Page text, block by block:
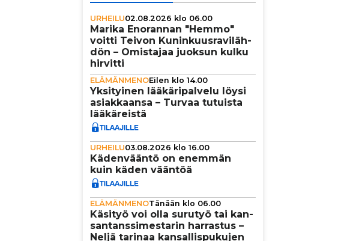
URHEILU02.08.2026 klo 06.00
Marika Enorannan "Hemmo"
voitti Teivon Kunin­kuus­ra­vi­läh­
dön – Omistajaa juoksun kulku
hirvitti
ELÄMÄNMENOEilen klo 14.00
Yksi­tyi­nen lää­kä­ri­pal­velu löysi
asi­ak­kaansa – Turvaa tutuista
lää­kä­reistä
URHEILU03.08.2026 klo 16.00
Käden­vääntö on enemmän
kuin käden vääntöä
ELÄMÄNMENOTänään klo 06.00
Käsityö voi olla surutyö tai kan­
san­tans­si­mes­ta­rin harrastus –
Neljä tarinaa kan­sal­lis­pu­ku­jen